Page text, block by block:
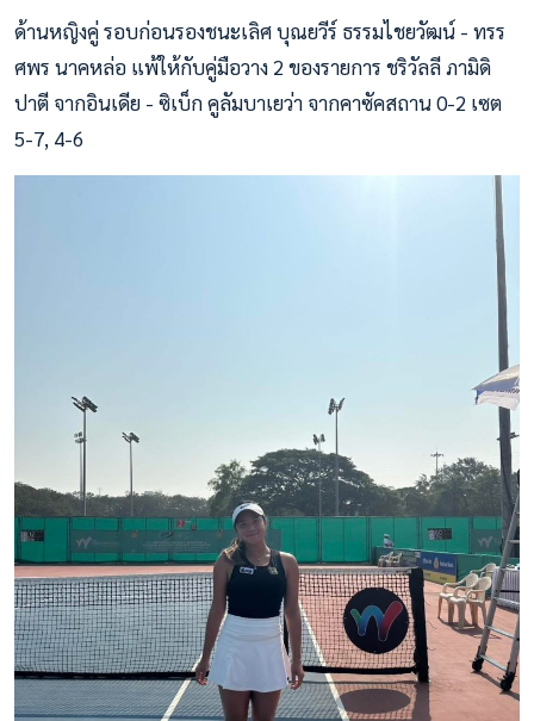
ด้านหญิงคู่ รอบก่อนรองชนะเลิศ บุณยวีร์ ธรรมไชยวัฒน์ - ทรร
ศพร นาคหล่อ แพ้ให้กับคู่มือวาง 2 ของรายการ ชริวัลลี ภามิดิ
ปาตี จากอินเดีย - ซิเบ็ก คูลัมบาเยว่า จากคาซัคสถาน 0-2 เซต
5-7, 4-6